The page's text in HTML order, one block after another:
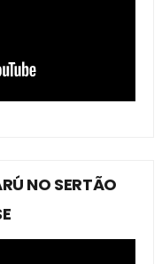
NO SERTÃO